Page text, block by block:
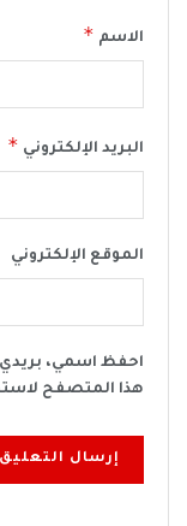
الاسم *
البريد الإلكتروني *
الموقع الإلكتروني
احفظ اسمي، بريدي
هذا المتصفح